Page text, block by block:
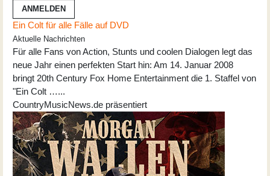
ANMELDEN
Ein Colt für alle Fälle auf DVD
Aktuelle Nachrichten
Für alle Fans von Action, Stunts und coolen Dialogen legt das
neue Jahr einen perfekten Start hin: Am 14. Januar 2008
bringt 20th Century Fox Home Entertainment die 1. Staffel von
"Ein Colt …...
CountryMusicNews.de präsentiert